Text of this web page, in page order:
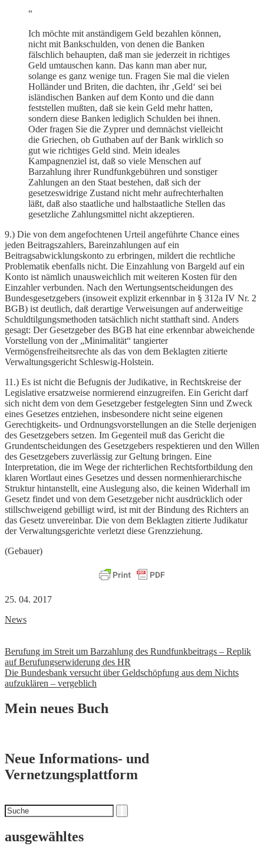
“
Ich möchte mit anständigem Geld bezahlen können,
nicht mit Bankschulden, von denen die Banken
fälschlich behaupten, daß man sie jederzeit in richtiges
Geld umtauschen kann. Das kann man aber nur,
solange es ganz wenige tun. Fragen Sie mal die vielen
Holländer und Briten, die dachten, ihr ‚Geld‘ sei bei
isländischen Banken auf dem Konto und die dann
feststellen mußten, daß sie kein Geld mehr hatten,
sondern diese Banken lediglich Schulden bei ihnen.
Oder fragen Sie die Zyprer und demnächst vielleicht
die Griechen, ob Guthaben auf der Bank wirklich so
gut wie richtiges Geld sind. Mein ideales
Kampagnenziel ist, daß so viele Menschen auf
Barzahlung ihrer Rundfunkgebühren und sonstiger
Zahlungen an den Staat bestehen, daß sich der
gesetzeswidrige Zustand nicht mehr aufrechterhalten
läßt, daß also staatliche und halbstaatliche Stellen das
gesetzliche Zahlungsmittel nicht akzeptieren.
9.) Die von dem angefochtenen Urteil angeführte Chance eines
jeden Beitragszahlers, Bareinzahlungen auf ein
Beitragsabwicklungskonto zu erbringen, mildert die rechtliche
Problematik ebenfalls nicht. Die Einzahlung von Bargeld auf ein
Konto ist nämlich unausweichlich mit weiteren Kosten für den
Einzahler verbunden. Nach den Wertungsentscheidungen des
Bundesgesetzgebers (insoweit explizit erkennbar in § 312a IV Nr. 2
BGB) ist deutlich, daß derartige Verweisungen auf anderweitige
Schuldtilgungsmethoden tatsächlich nicht statthaft sind. Anders
gesagt: Der Gesetzgeber des BGB hat eine erkennbar abweichende
Vorstellung von der „Minimalität“ tangierter
Vermögensfreiheitsrechte als das von dem Beklagten zitierte
Verwaltungsgericht Schleswig-Holstein.
11.) Es ist nicht die Befugnis der Judikative, in Rechtskreise der
Legislative ersatzweise normierend einzugreifen. Ein Gericht darf
sich nicht dem von dem Gesetzgeber festgelegten Sinn und Zweck
eines Gesetzes entziehen, insbesondere nicht seine eigenen
Gerechtigkeits- und Ordnungsvorstellungen an die Stelle derjenigen
des Gesetzgebers setzen. Im Gegenteil muß das Gericht die
Grundentscheidungen des Gesetzgebers respektieren und den Willen
des Gesetzgebers zuverlässig zur Geltung bringen. Eine
Interpretation, die im Wege der richterlichen Rechtsfortbildung den
klaren Wortlaut eines Gesetzes und dessen normenhierarchische
Struktur hintanstellt, eine Auslegung also, die keinen Widerhall im
Gesetz findet und von dem Gesetzgeber nicht ausdrücklich oder
stillschweigend gebilligt wird, ist mit der Bindung des Richters an
das Gesetz unvereinbar. Die von dem Beklagten zitierte Judikatur
der Verwaltungsgerichte verletzt diese Grenzziehung.
(Gebauer)
25. 04. 2017
News
Beitrags-
Navigation
Berufung im Streit um Barzahlung des Rundfunkbeitrags – Replik
auf Berufungserwiderung des HR
Die Bundesbank versucht über Geldschöpfung aus dem Nichts
aufzuklären – vergeblich
Mein neues Buch
Neue Informations- und
Vernetzungsplattform
Suchen
nach
ausgewähltes